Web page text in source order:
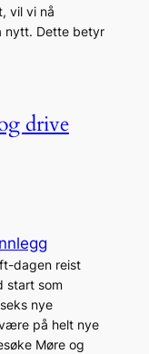
vil vi nå
nytt. Dette betyr
drive
dagen reist
start som
nye
på helt nye
Møre og